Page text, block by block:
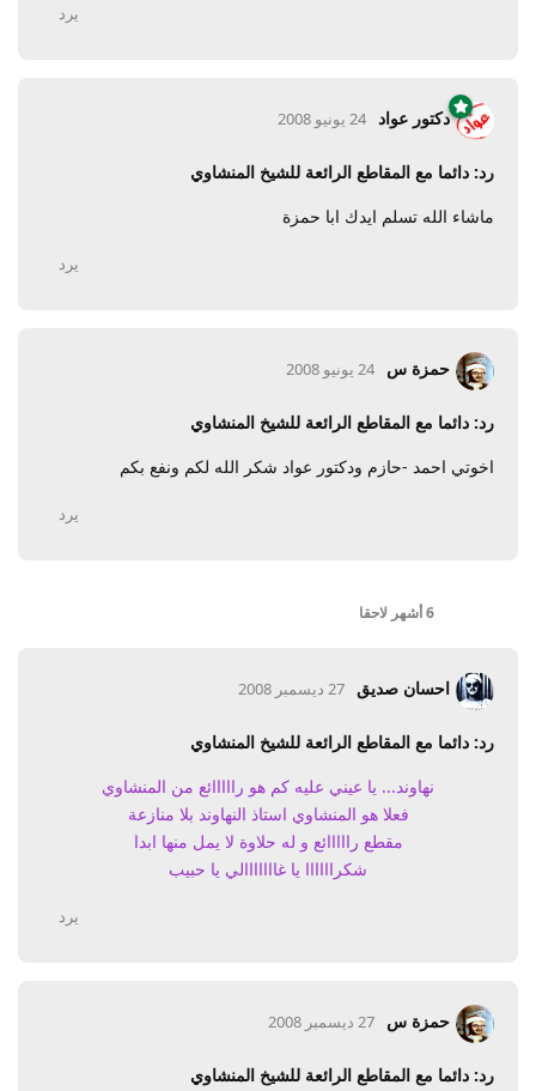
يرد
دكتور عواد 24 يونيو 2008
رد: دائما مع المقاطع الرائعة للشيخ المنشاوي
ماشاء الله تسلم ايدك ابا حمزة
يرد
حمزة س 24 يونيو 2008
رد: دائما مع المقاطع الرائعة للشيخ المنشاوي
اخوتي احمد -حازم ودكتور عواد شكر الله لكم ونفع بكم
يرد
6 أشهر لاحقا
احسان صديق 27 ديسمبر 2008
رد: دائما مع المقاطع الرائعة للشيخ المنشاوي
نهاوند... يا عيني عليه كم هو رااااائع من المنشاوي
فعلا هو المنشاوي استاذ النهاوند بلا منازعة
مقطع رااااائع و له حلاوة لا يمل منها ابدا
شكراااااا يا غااااااالي يا حبيب
يرد
حمزة س 27 ديسمبر 2008
رد: دائما مع المقاطع الرائعة للشيخ المنشاوي